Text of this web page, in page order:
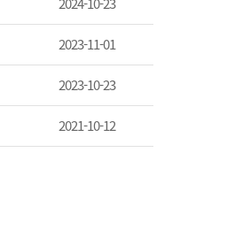
2023-11-01
2023-10-23
2021-10-12